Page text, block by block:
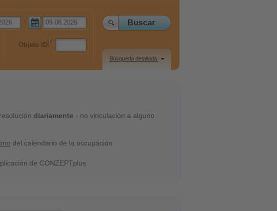
-
Objeto ID:
Búsqueda detallada
diariamente - no vinculación a alguno
del calendario de la occupación
de CONZEPTplus